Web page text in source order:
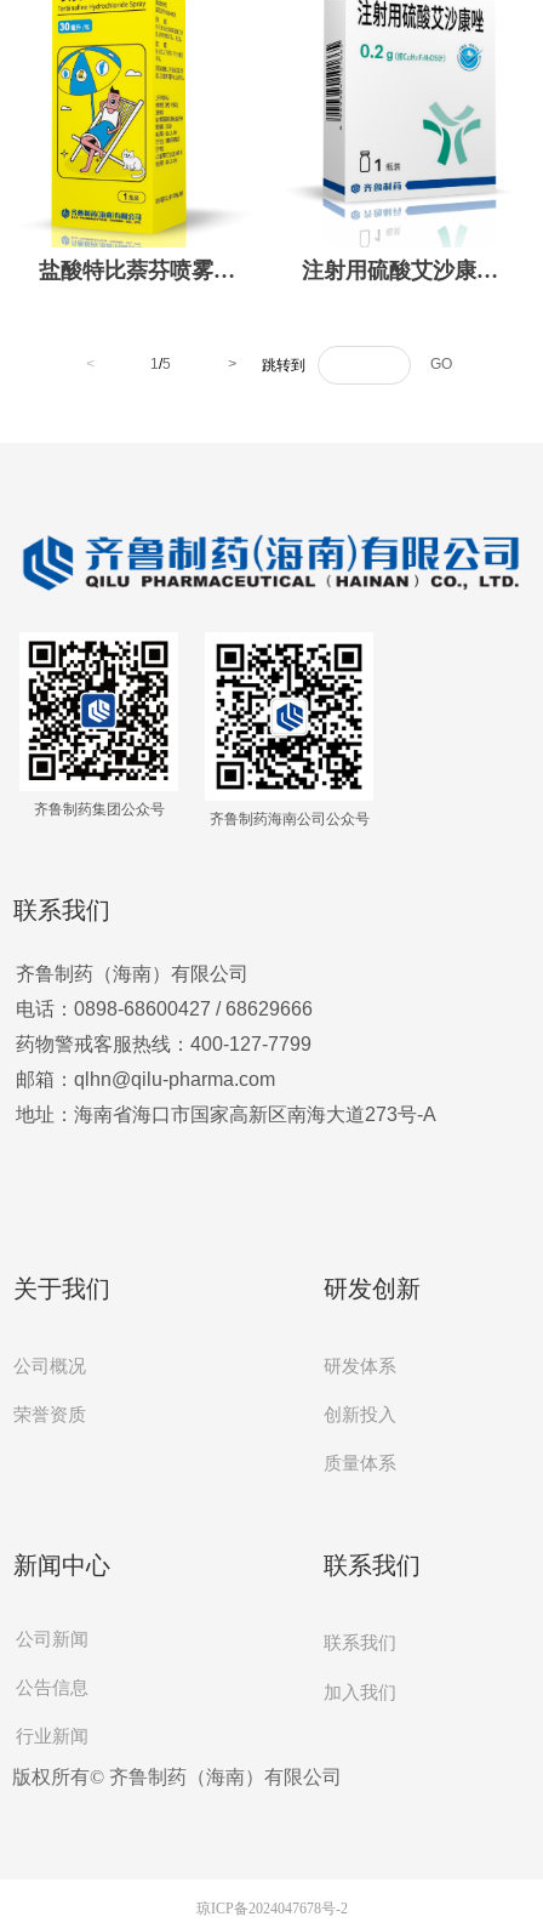
盐酸特比萘芬喷雾剂
注射用硫酸艾沙康唑
< 1/5 > 跳转到 GO
齐鲁制药集团公众号
齐鲁制药海南公司公众号
关于我们
公司概况
荣誉资质
研发创新
研发体系
创新投入
质量体系
新闻中心
公司新闻
公告信息
行业新闻
联系我们
联系我们
加入我们
版权所有© 齐鲁制药（海南）有限公司
联系我们
齐鲁制药（海南）有限公司
电话：0898-68600427 /68629666
药物警戒客服热线：400-127-7799
邮箱：qlhn@qilu-pharma.com
地址：海南省海口市国家高新区南海大道273号-A
琼ICP备2024047678号-2